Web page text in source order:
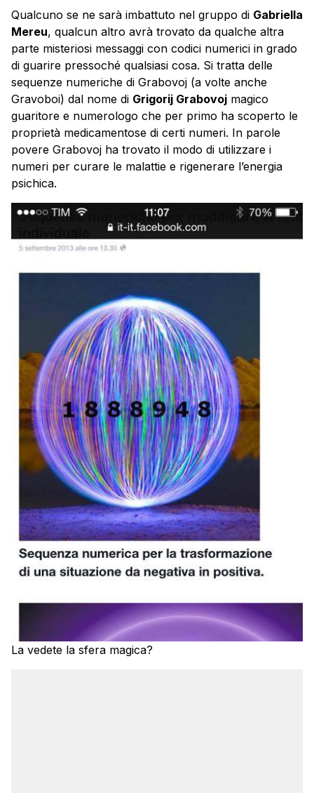
Qualcuno se ne sarà imbattuto nel gruppo di Gabriella
Mereu, qualcun altro avrà trovato da qualche altra
parte misteriosi messaggi con codici numerici in grado
di guarire pressoché qualsiasi cosa. Si tratta delle
sequenze numeriche di Grabovoj (a volte anche
Gravoboi) dal nome di Grigorij Grabovoj magico
guaritore e numerologo che per primo ha scoperto le
proprietà medicamentose di certi numeri. In parole
povere Grabovoj ha trovato il modo di utilizzare i
numeri per curare le malattie e rigenerare l’energia
psichica.
La vedete la sfera magica?